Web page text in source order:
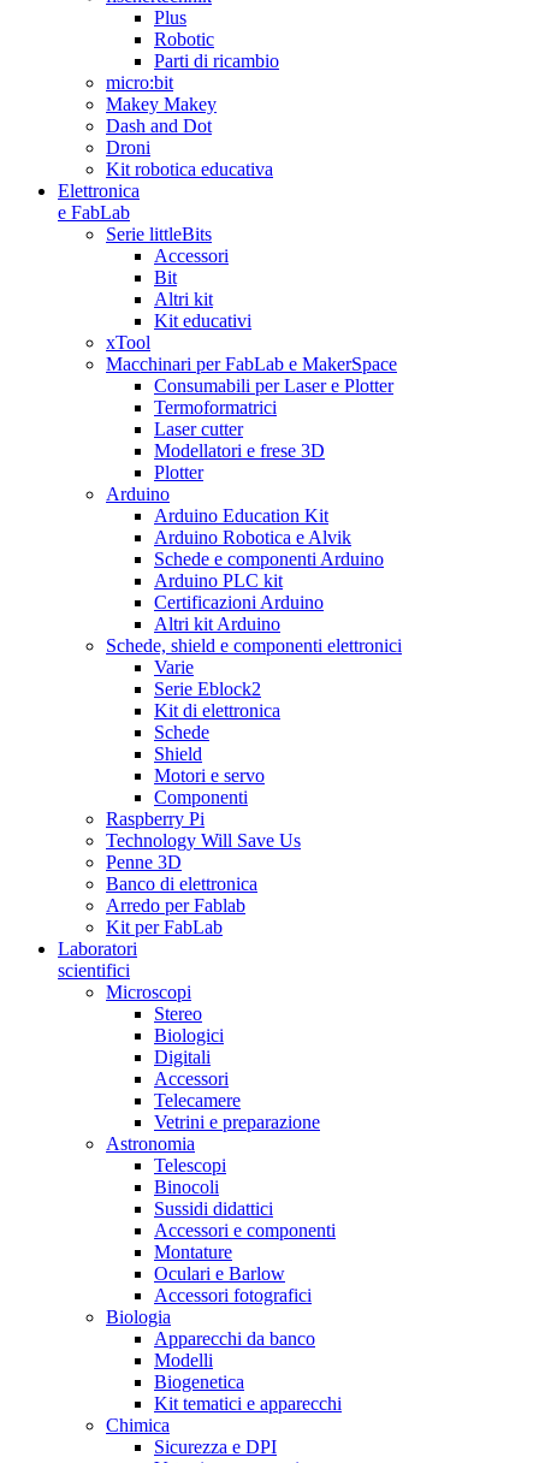
Plus
Robotic
Parti di ricambio
micro:bit
Makey Makey
Dash and Dot
Droni
Kit robotica educativa
Elettronica
e FabLab
Serie littleBits
Accessori
Bit
Altri kit
Kit educativi
xTool
Macchinari per FabLab e MakerSpace
Consumabili per Laser e Plotter
Termoformatrici
Laser cutter
Modellatori e frese 3D
Plotter
Arduino
Arduino Education Kit
Arduino Robotica e Alvik
Schede e componenti Arduino
Arduino PLC kit
Certificazioni Arduino
Altri kit Arduino
Schede, shield e componenti elettronici
Varie
Serie Eblock2
Kit di elettronica
Schede
Shield
Motori e servo
Componenti
Raspberry Pi
Technology Will Save Us
Penne 3D
Banco di elettronica
Arredo per Fablab
Kit per FabLab
Laboratori
scientifici
Microscopi
Stereo
Biologici
Digitali
Accessori
Telecamere
Vetrini e preparazione
Astronomia
Telescopi
Binocoli
Sussidi didattici
Accessori e componenti
Montature
Oculari e Barlow
Accessori fotografici
Biologia
Apparecchi da banco
Modelli
Biogenetica
Kit tematici e apparecchi
Chimica
Sicurezza e DPI